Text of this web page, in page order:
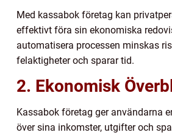
Med kassabok företag kan
effektivt föra sin ekonomiska
automatisera processen minskas
felaktigheter och sparar tid.
2. Ekonomisk
Kassabok företag ger användarna
över sina inkomster, utgifter och